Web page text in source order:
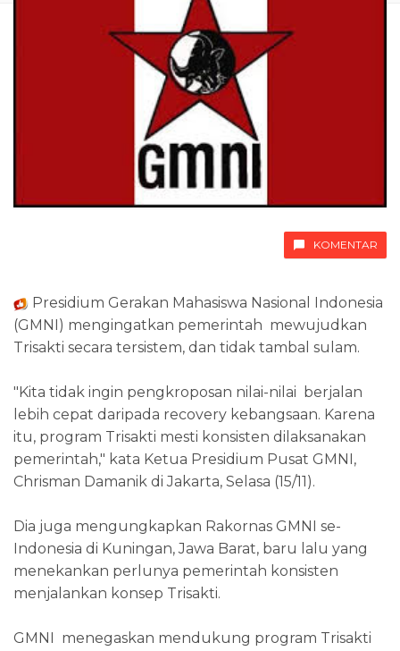
KOMENTAR
Presidium Gerakan Mahasiswa Nasional Indonesia
(GMNI) mengingatkan pemerintah mewujudkan
Trisakti secara tersistem, dan tidak tambal sulam.
"Kita tidak ingin pengkroposan nilai-nilai berjalan
lebih cepat daripada recovery kebangsaan. Karena
itu, program Trisakti mesti konsisten dilaksanakan
pemerintah," kata Ketua Presidium Pusat GMNI,
Chrisman Damanik di Jakarta, Selasa (15/11).
Dia juga mengungkapkan Rakornas GMNI se-
Indonesia di Kuningan, Jawa Barat, baru lalu yang
menekankan perlunya pemerintah konsisten
menjalankan konsep Trisakti.
GMNI menegaskan mendukung program Trisakti